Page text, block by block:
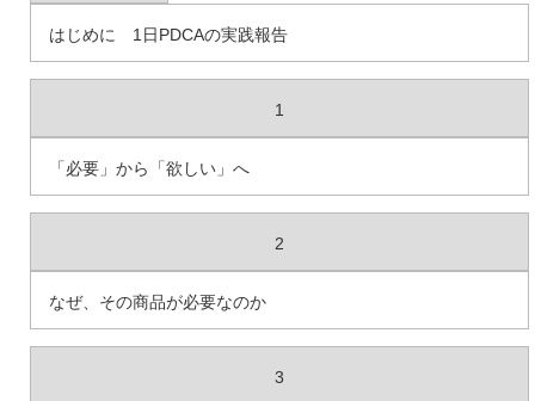
はじめに 1日PDCAの実践報告
1
「必要」から「欲しい」へ
2
なぜ、その商品が必要なのか
3